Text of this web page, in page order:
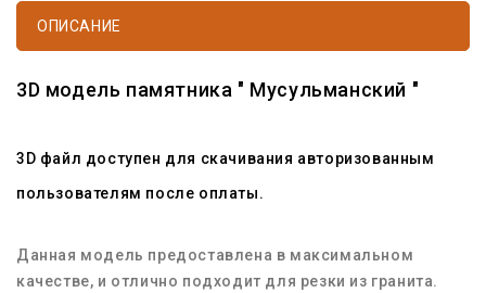
ОПИСАНИЕ
3D модель памятника " Мусульманский "
3D файл доступен для скачивания авторизованным
пользователям после оплаты.
Данная модель предоставлена в максимальном
качестве, и отлично подходит для резки из гранита.